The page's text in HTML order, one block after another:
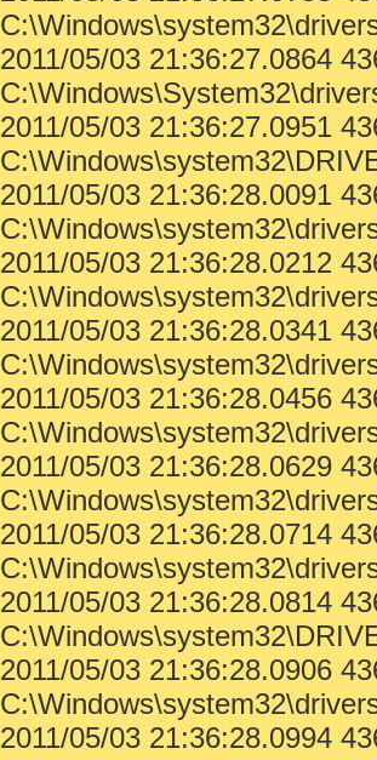
2011/05/03 21:36:27.0864
2011/05/03 21:36:27.0951
2011/05/03 21:36:28.0091
2011/05/03 21:36:28.0212
2011/05/03 21:36:28.0341
2011/05/03 21:36:28.0456
2011/05/03 21:36:28.0629
2011/05/03 21:36:28.0714
2011/05/03 21:36:28.0814
2011/05/03 21:36:28.0906
2011/05/03 21:36:28.0994